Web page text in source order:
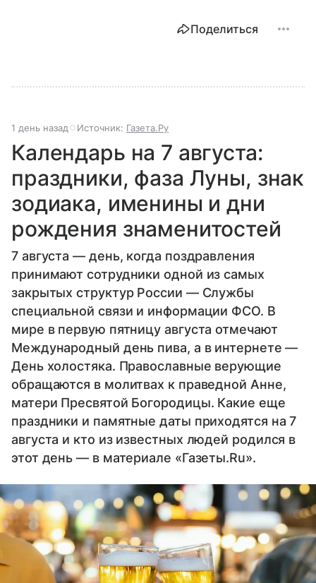
Поделиться
1 день назад Источник: Газета.Ру
Календарь на 7 августа:
праздники, фаза Луны, знак
зодиака, именины и дни
рождения знаменитостей
7 августа — день, когда поздравления
принимают сотрудники одной из самых
закрытых структур России — Службы
специальной связи и информации ФСО. В
мире в первую пятницу августа отмечают
Международный день пива, а в интернете —
День холостяка. Православные верующие
обращаются в молитвах к праведной Анне,
матери Пресвятой Богородицы. Какие еще
праздники и памятные даты приходятся на 7
августа и кто из известных людей родился в
этот день — в материале «Газеты.Ru».